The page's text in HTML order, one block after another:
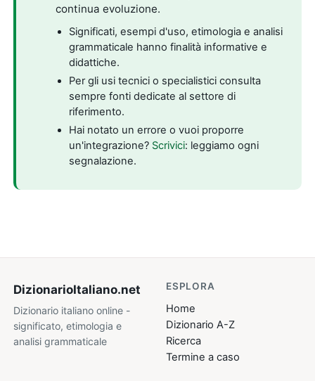
continua evoluzione.
Significati, esempi d'uso, etimologia e analisi
grammaticale hanno finalità informative e
didattiche.
Per gli usi tecnici o specialistici consulta
sempre fonti dedicate al settore di
riferimento.
Hai notato un errore o vuoi proporre
un'integrazione? Scrivici: leggiamo ogni
segnalazione.
DizionarioItaliano.net
Dizionario italiano online -
significato, etimologia e
analisi grammaticale
ESPLORA
Home
Dizionario A-Z
Ricerca
Termine a caso